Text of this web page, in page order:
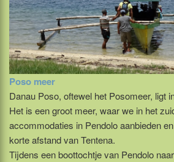
Poso meer
Danau Poso, oftewel het Posomeer, ligt
Het is een groot meer, waar we in het
accommodaties in Pendolo aanbieden
korte afstand van Tentena.
Tijdens een boottochtje van Pendolo